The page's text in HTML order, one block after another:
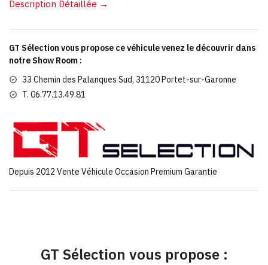
Description Détaillée →
GT Sélection vous propose ce véhicule venez le découvrir dans
notre Show Room :
33 Chemin des Palanques Sud, 31120 Portet-sur-Garonne
T. 06.77.13.49.81
Depuis 2012 Vente Véhicule Occasion Premium Garantie
GT Sélection vous propose :